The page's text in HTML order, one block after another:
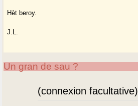
Hèt beroy.
J.L.
Un gran de sau ?
(connexion facultative)